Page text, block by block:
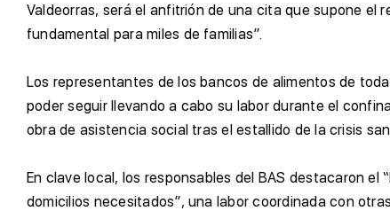
Valdeorras, será el anfitrión de una cita que supone el
fundamental para miles de familias”.
Los representantes de los bancos de alimentos de
poder seguir llevando a cabo su labor durante el
obra de asistencia social tras el estallido de la crisis
En clave local, los responsables del BAS destacaron
domicilios necesitados”, una labor coordinada con